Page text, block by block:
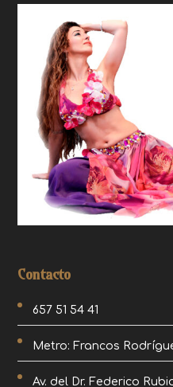
Contacto
657 51 54 41
Metro: Francos
Av. del Dr. Federico